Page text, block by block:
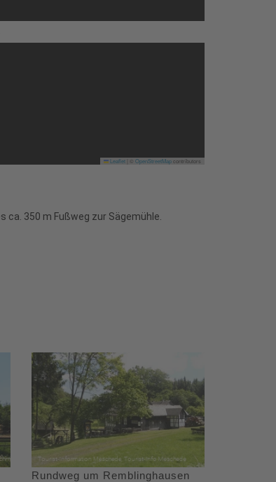
Leaflet OpenStreetMapcontributors
350 m Fußweg zur Sägemühle.
Rundweg um Remblinghausen